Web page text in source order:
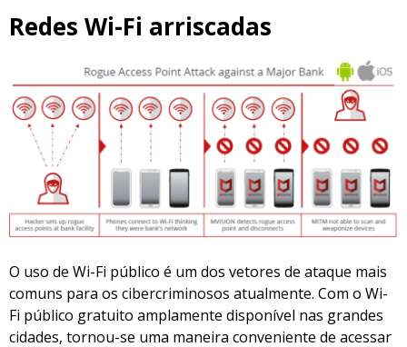
Redes Wi-Fi arriscadas
O uso de Wi-Fi público é um dos vetores de ataque mais
comuns para os cibercriminosos atualmente. Com o Wi-
Fi público gratuito amplamente disponível nas grandes
cidades, tornou-se uma maneira conveniente de acessar